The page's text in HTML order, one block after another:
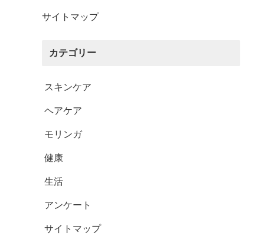
お気に入りリスト
ID/パスワードが分か
ログイン・購入時の不
厳格な独自基準
メルマガ登録
サイトマップ
カテゴリー
スキンケア
ヘアケア
モリンガ
健康
生活
アンケート
サイトマップ